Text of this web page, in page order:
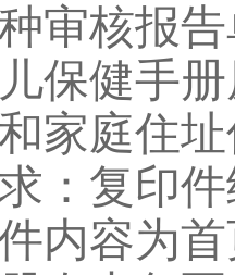
审核报
保健手
家庭住
：复印
内容为